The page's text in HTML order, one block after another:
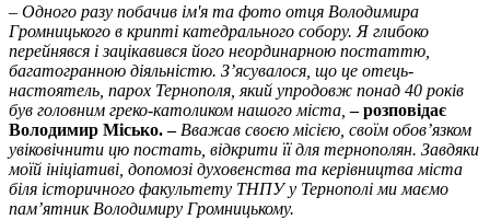
– Одного разу побачив ім'я та фото отця Володимира
Громницького в крипті катедрального собору. Я глибоко
перейнявся і зацікавився його неординарною постаттю,
багатогранною діяльністю. З’ясувалося, що це отець-
настоятель, парох Тернополя, який упродовж понад 40 років
був головним греко-католиком нашого міста,– розповідає
Володимир Місько. –Вважав своєю місією, своїм обов’язком
увіковічнити цю постать, відкрити її для тернополян. Завдяки
моїй ініціативі, допомозі духовенства та керівництва міста
біля історичного факультету ТНПУ у Тернополі ми маємо
пам’ятник Володимиру Громницькому.